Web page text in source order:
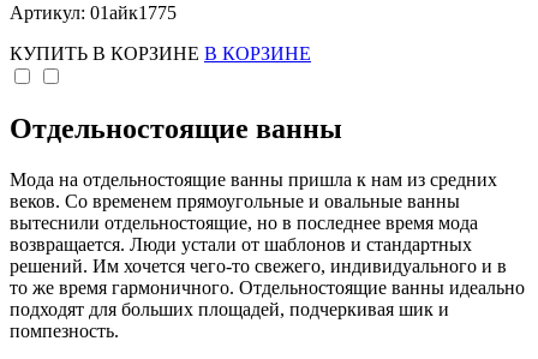
Артикул: 01айк1775
КУПИТЬ В КОРЗИНЕ В КОРЗИНЕ
Отдельностоящие ванны
Мода на отдельностоящие ванны пришла к нам из средних
веков. Со временем прямоугольные и овальные ванны
вытеснили отдельностоящие, но в последнее время мода
возвращается. Люди устали от шаблонов и стандартных
решений. Им хочется чего-то свежего, индивидуального и в
то же время гармоничного. Отдельностоящие ванны идеально
подходят для больших площадей, подчеркивая шик и
помпезность.